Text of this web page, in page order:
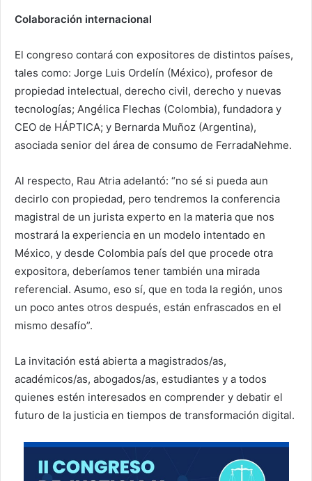
Colaboración internacional
El congreso contará con expositores de distintos países,
tales como: Jorge Luis Ordelín (México), profesor de
propiedad intelectual, derecho civil, derecho y nuevas
tecnologías; Angélica Flechas (Colombia), fundadora y
CEO de HÁPTICA; y Bernarda Muñoz (Argentina),
asociada senior del área de consumo de FerradaNehme.
Al respecto, Rau Atria adelantó: “no sé si pueda aun
decirlo con propiedad, pero tendremos la conferencia
magistral de un jurista experto en la materia que nos
mostrará la experiencia en un modelo intentado en
México, y desde Colombia país del que procede otra
expositora, deberíamos tener también una mirada
referencial. Asumo, eso sí, que en toda la región, unos
un poco antes otros después, están enfrascados en el
mismo desafío”.
La invitación está abierta a magistrados/as,
académicos/as, abogados/as, estudiantes y a todos
quienes estén interesados en comprender y debatir el
futuro de la justicia en tiempos de transformación digital.